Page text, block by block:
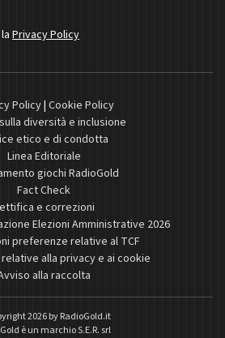
Privacy Policy
Policy| Cookie Policy
diversità e inclusione
etico e di condotta
Linea Editoriale
giochi RadioGold
Fact Check
e correzioni
Elezioni Amministrative 2026
preferenze relative al TCF
alla privacy e ai cookie
alla raccolta
2026 byRadioGold.it
è un marchio S.E.R. srl